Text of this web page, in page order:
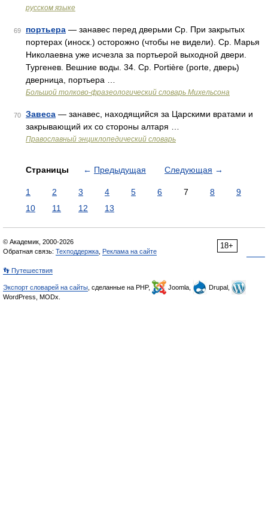
русском языке
69 портьера — занавес перед дверьми Ср. При закрытых
портерах (иноск.) осторожно (чтобы не видели). Ср. Марья
Николаевна уже исчезла за портьерой выходной двери.
Тургенев. Вешние воды. 34. Ср. Portière (porte, дверь)
дверница, портьера …
Большой толково-фразеологический словарь Михельсона
70 Завеса — занавес, находящийся за Царскими вратами и
закрывающий их со стороны алтаря …
Православный энциклопедический словарь
Страницы ← Предыдущая Следующая →
1 2 3 4 5 6 7 8
9
10
11 12 13
18+
© Академик, 2000-2026
Обратная связь: Техподдержка Реклама на сайте
👣 Путешествия
Экспорт словарей на сайты , сделанные на PHP, Joomla,
Drupal,
WordPress, MODx.